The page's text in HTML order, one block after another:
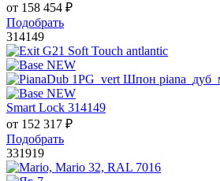
от 158 454 ₽
Подобрать
314149
Smart Lock 314149
от 152 317 ₽
Подобрать
331919